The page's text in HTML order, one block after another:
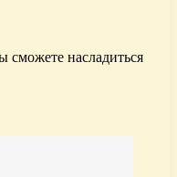
сможете насладиться